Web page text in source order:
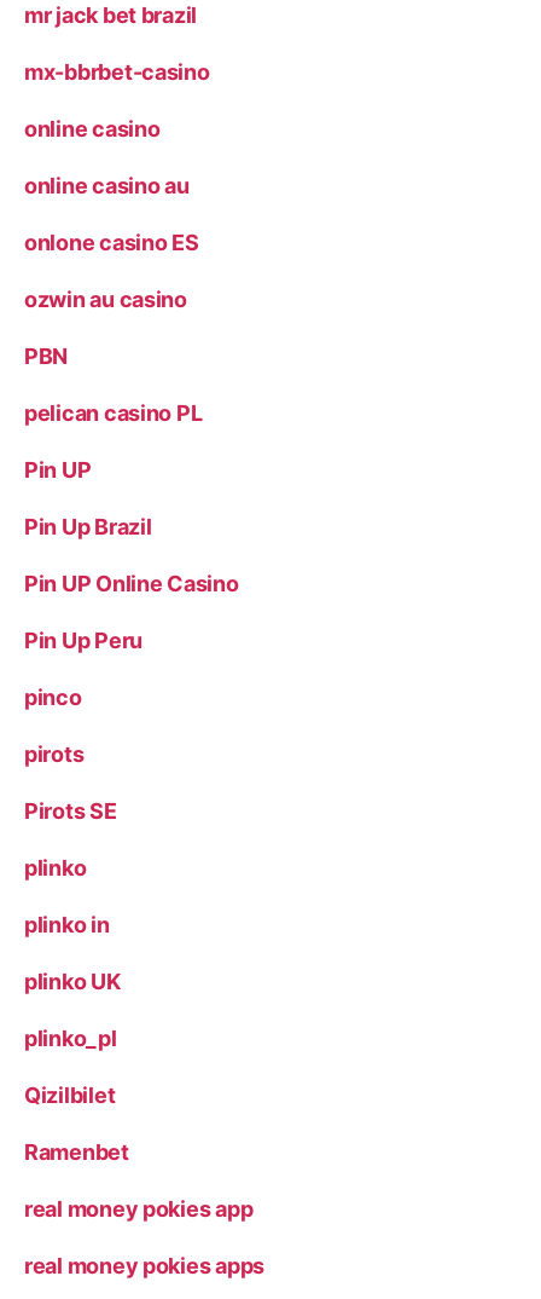
mr jack bet brazil
mx-bbrbet-casino
online casino
online casino au
onlone casino ES
ozwin au casino
PBN
pelican casino PL
Pin UP
Pin Up Brazil
Pin UP Online Casino
Pin Up Peru
pinco
pirots
Pirots SE
plinko
plinko in
plinko UK
plinko_pl
Qizilbilet
Ramenbet
real money pokies app
real money pokies apps